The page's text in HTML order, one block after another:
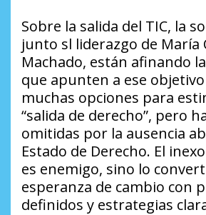
Sobre la salida del TIC, la
junto sl liderazgo de María
Machado, están afinando
que apunten a ese
muchas opciones para
“salida de derecho”, pero
omitidas por la ausencia
Estado de Derecho. El
es enemigo, sino lo
esperanza de cambio con
definidos y estrategias